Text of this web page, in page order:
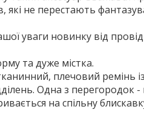
які не перестають
уваги новинку від
та дуже містка.
плечовий ремінь
Одна з
на спільну